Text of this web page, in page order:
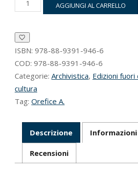
fondo
Storico
Diocesano
di
quantità
AGGIUNGI AL CARRELLO
ISBN: 978-88-9391-946-6
COD: 978-88-9391-946-6
Categorie: Archivistica, Edizioni fuori
cultura
Tag: Orefice A.
Descrizione
Recensioni